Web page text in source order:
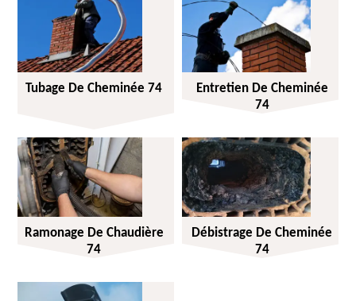
Tubage De Cheminée 74
Entretien De Cheminée
74
Ramonage De Chaudière
74
Débistrage De Cheminée
74